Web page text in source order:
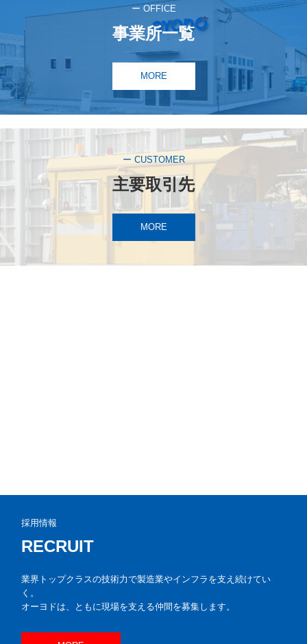
ー OFFICE
事業所一覧
MORE
ー CUSTOMER
主要取引先
MORE
採用情報
RECRUIT
業界トップクラスの技術力で製造業やインフラを支え続けてい
く。
オーヨドは、ともに現場を支える仲間を募集します。